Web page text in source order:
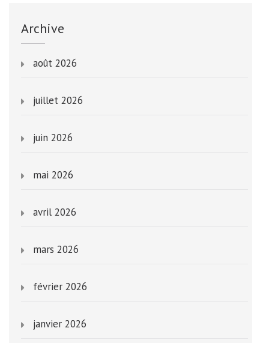
Archive
août 2026
juillet 2026
juin 2026
mai 2026
avril 2026
mars 2026
février 2026
janvier 2026